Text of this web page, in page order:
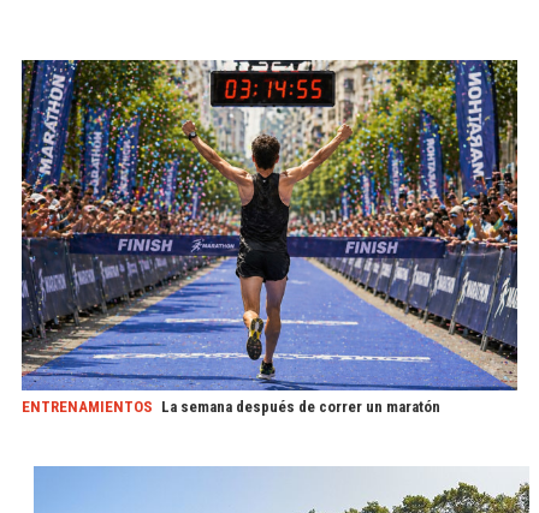
ENTRENAMIENTOS La semana después de correr un maratón